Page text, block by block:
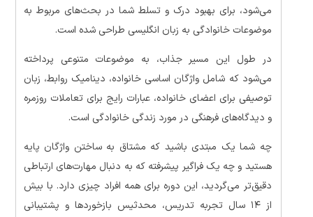
می‌شود، برای بهبود درک و تسلط شما در بحث‌های مربوط به
موضوعات خانوادگی به زبان انگلیسی طراحی شده است.
در طول این مسیر جذاب، به موضوعات متنوعی پرداخته
می‌شود که شامل واژگان اساسی خانواده، دینامیک روابط، زبان
توصیفی برای اعضای خانواده، عبارات رایج برای تعاملات روزمره
و دیدگاه‌های فرهنگی در مورد زندگی خانوادگی است.
چه شما یک مبتدی باشید که مشتاق به ساختن واژگان پایه
هستید و چه یک فراگیر پیشرفته که به دنبال مهارت‌های ارتباطی
دقیق‌تر می‌گردید، این دوره برای همه افراد چیزی دارد. با بیش
از ۱۴ سال تجربه تدریس، محدثیس بازخوردها و پشتیبانی